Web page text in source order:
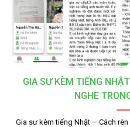
GIA SƯ KÈM TIẾNG
NGHE
Gia sư kèm tiếng Nhật – Cách